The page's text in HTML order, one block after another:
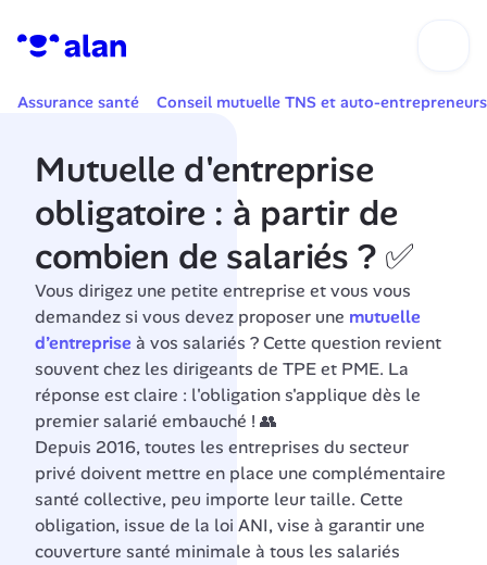
Assurance santé Conseil mutuelle TNS et auto-entrepreneurs
Mutuelle d'entreprise
obligatoire : à partir de
combien de salariés ? ✅
Vous dirigez une petite entreprise et vous vous
demandez si vous devez proposer une mutuelle
d’entreprise à vos salariés ? Cette question revient
souvent chez les dirigeants de TPE et PME. La
réponse est claire : l'obligation s'applique dès le
premier salarié embauché ! 👥
Depuis 2016, toutes les entreprises du secteur
privé doivent mettre en place une complémentaire
santé collective, peu importe leur taille. Cette
obligation, issue de la loi ANI, vise à garantir une
couverture santé minimale à tous les salariés